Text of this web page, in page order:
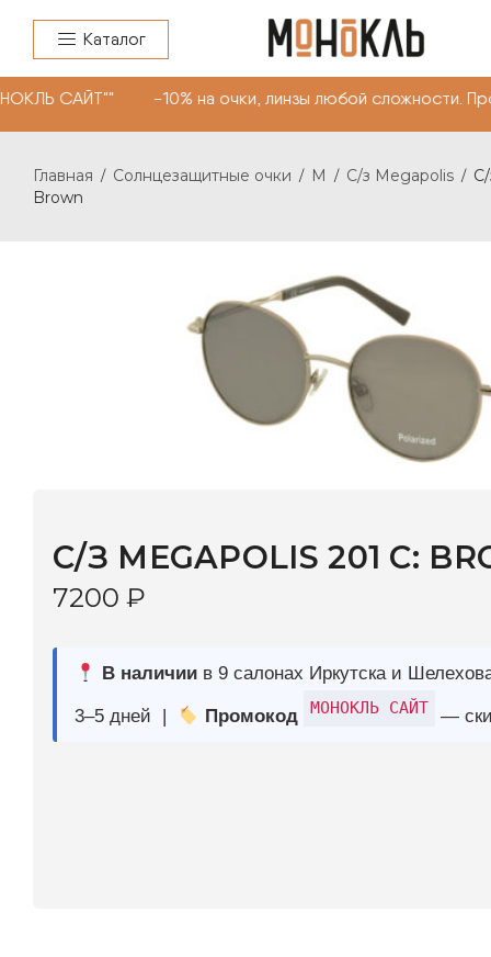
Каталог
САЙТ"" -10% на очки, линзы любой
Главная / Солнцезащитные очки / M / C/з Megapolis /
Brown
C/З MEGAPOLIS 201 С: BROWN
В наличиив 9 салонах Иркутска и Шелехова |
3–5 дней |